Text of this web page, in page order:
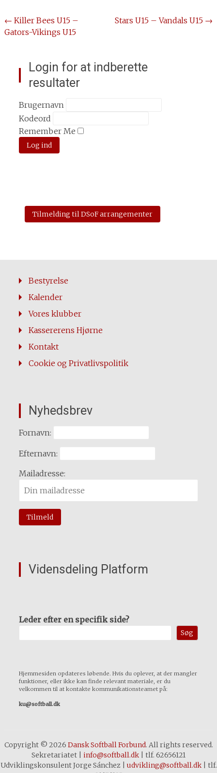
Post
navigation
← Killer Bees U15 –
Gators-Vikings U15
Stars U15 – Vandals U15 →
Login for at indberette
resultater
Brugernavn
Kodeord
Remember Me
Tilmelding til DSoF arrangementer
Bestyrelse
Kalender
Vores klubber
Kassererens Hjørne
Kontakt
Cookie og Privatlivspolitik
Nyhedsbrev
Fornavn:
Efternavn:
Mailadresse:
Vidensdeling Platform
Leder efter en specifik side?
Søg
Hjemmesiden opdateres løbende. Hvis du oplever, at der mangler
funktioner, eller ikke kan finde relevant materiale, er du
velkommen til at kontakte kommunikationsteamet på:
ku@softball.dk
Copyright © 2026 Dansk Softball Forbund. All rights reserved.
Sekretariatet
info@softball.dk
tlf. 62656121
Udviklingskonsulent Jorge Sánchez
udvikling@softball.dk
tlf.